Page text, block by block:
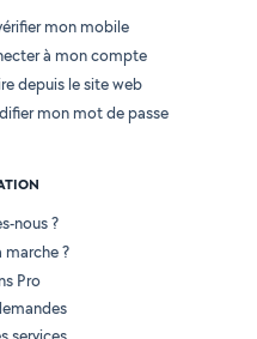
mon mobile
à mon compte
depuis le site web
mon mot de passe
nous ?
?
Pro